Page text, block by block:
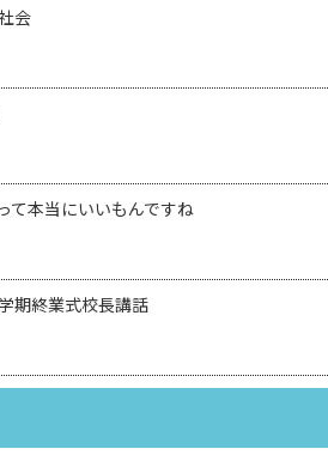
会
て本当にいいもんですね
期終業式校長講話